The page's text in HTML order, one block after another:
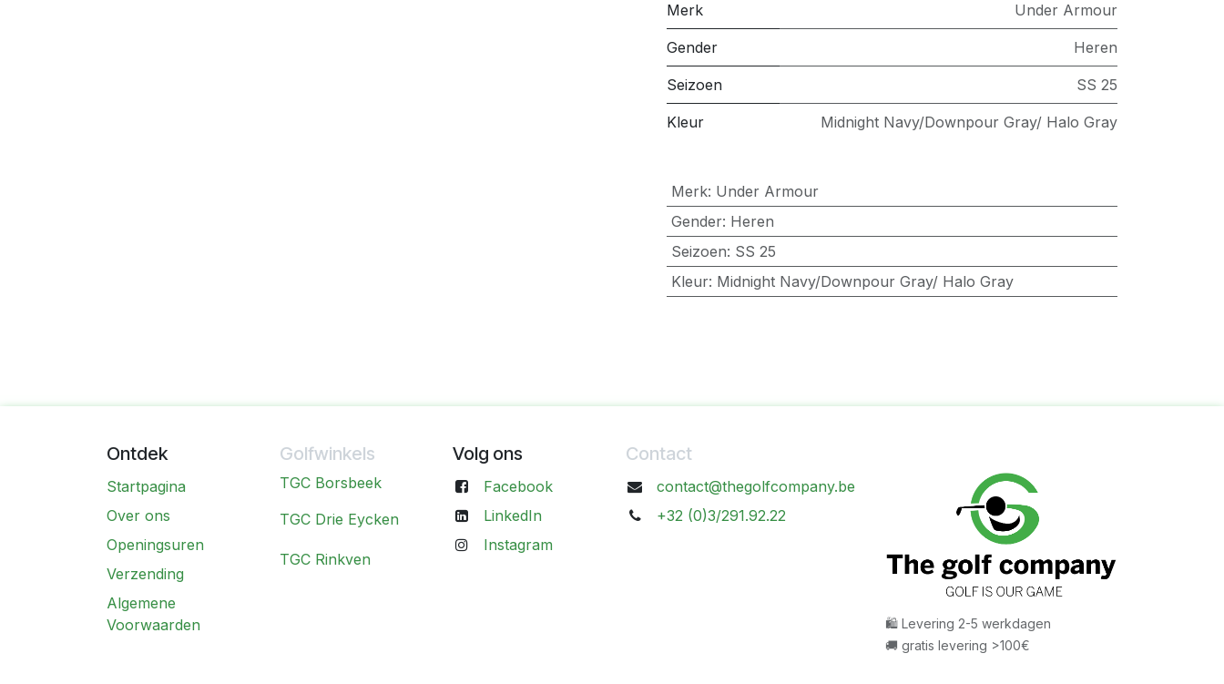
Merk
Under Armour
Gender Heren
Seizoen SS 25
Kleur Midnight Navy/Downpour Gray/ Halo Gray
Merk: Under Armour
Gender: Heren
Seizoen: SS 25
Kleur: Midnight Navy/Downpour Gray/ Halo Gray
Ontdek
Startpagina
Over ons
Openingsuren
Verzending
Algemene
Voorwaarden
Golfwinkels
TGC Borsbeek
TGC Drie Eycken
TGC Rinkven
Volg ons
Facebook
LinkedIn
Instagram
Contact
contact@thegolfcompany.be
+32 (0)3/291.92.22
🛍 Levering 2-5 werkdagen
🚚 gratis levering >100€